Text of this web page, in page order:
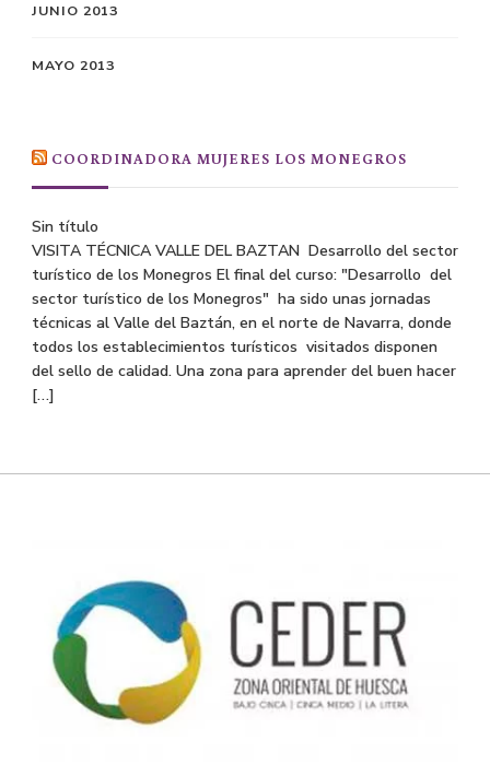
JUNIO 2013
MAYO 2013
COORDINADORA MUJERES LOS MONEGROS
Sin título
VISITA TÉCNICA VALLE DEL BAZTAN Desarrollo del sector
turístico de los Monegros El final del curso: "Desarrollo del
sector turístico de los Monegros" ha sido unas jornadas
técnicas al Valle del Baztán, en el norte de Navarra, donde
todos los establecimientos turísticos visitados disponen
del sello de calidad. Una zona para aprender del buen hacer
[…]